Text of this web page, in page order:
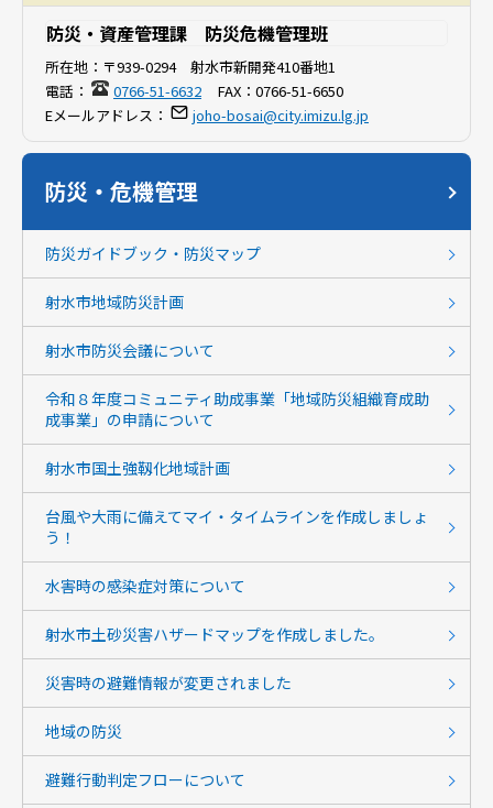
防災・資産管理課 防災危機管理班
所在地： 〒939-0294 射水市新開発410番地1
電話：
0766-51-6632 FAX： 0766-51-6650
Eメールアドレス：
joho-bosai@city.imizu.lg.jp
防災・危機管理
防災ガイドブック・防災マップ
射水市地域防災計画
射水市防災会議について
令和８年度コミュニティ助成事業「地域防災組織育成助
成事業」の申請について
射水市国土強靱化地域計画
台風や大雨に備えてマイ・タイムラインを作成しましょ
う！
水害時の感染症対策について
射水市土砂災害ハザードマップを作成しました。
災害時の避難情報が変更されました
地域の防災
避難行動判定フローについて